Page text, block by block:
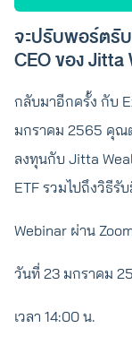
จะปรับพอร์ตรั
CEO ของ
กลับมาอีกครั้ง กับ
มกราคม 2565 คุณ
ลงทุนกับ Jitta
ETF รวมไปถึงวิธีรั
Webinar ผ่าน
วันที่ 23 มกราคม
เวลา 14:00 น.